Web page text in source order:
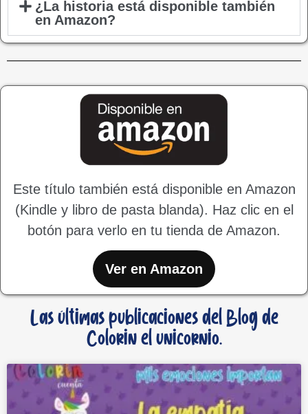
¿La historia está disponible también
en Amazon?
Este título también está disponible en Amazon
(Kindle y libro de pasta blanda). Haz clic en el
botón para verlo en tu tienda de Amazon.
Ver en Amazon
Las últimas publicaciones del Blog de
Colorin el unicornio.